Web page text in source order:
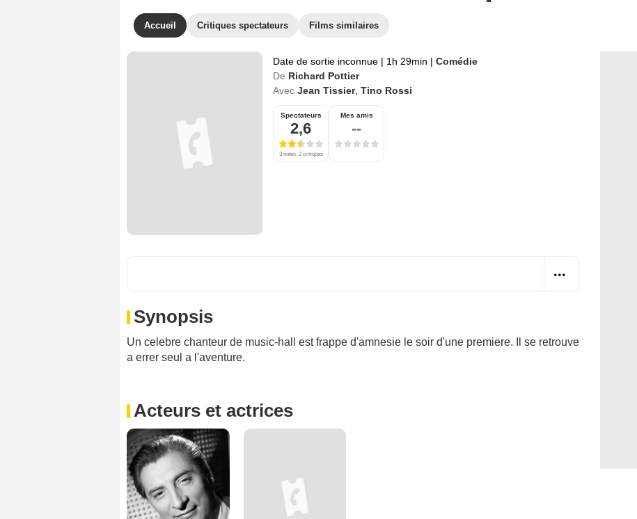
Accueil Critiques spectateurs Films similaires
Date de sortie inconnue | 1h 29min | Comédie
De Richard Pottier
Avec Jean Tissier, Tino Rossi
Spectateurs
2,6
3 notes, 2 critiques
Mes amis
--
Synopsis
Un celebre chanteur de music-hall est frappe d'amnesie le soir d'une premiere. Il se retrouve
a errer seul a l'aventure.
Acteurs et actrices